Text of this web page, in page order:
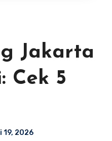
Jakarta
Cek 5
19, 2026